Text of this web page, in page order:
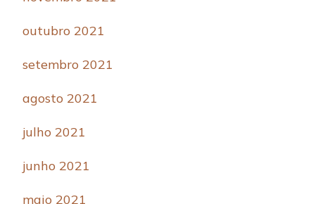
outubro 2021
setembro 2021
agosto 2021
julho 2021
junho 2021
maio 2021